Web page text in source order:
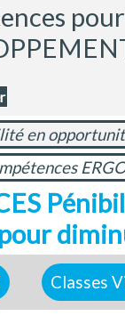
en
Classes